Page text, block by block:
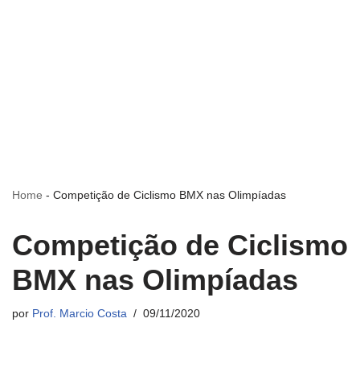
Home - Competição de Ciclismo BMX nas Olimpíadas
Competição de Ciclismo
BMX nas Olimpíadas
por Prof. Marcio Costa 09/11/2020